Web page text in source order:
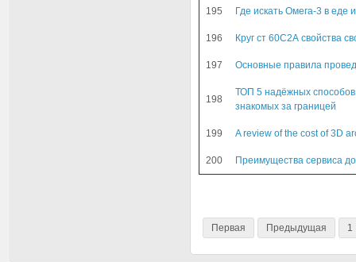
195 Где искать Омега-3 в еде
196 Круг ст 60С2А свойства
197 Основные правила
198
ТОП 5 надёжных
знакомых за границей
199 A review of the cost of 3D
200 Преимущества сервиса
Первая Предыдущая 1